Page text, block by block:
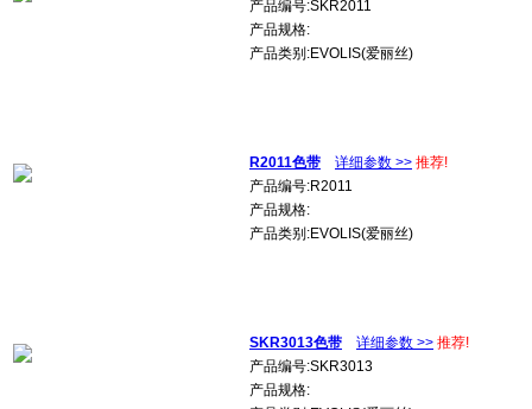
产品编号:SKR2011
产品规格:
产品类别:EVOLIS(爱丽丝)
R2011色带 详细参数 >> 推荐!
产品编号:R2011
产品规格:
产品类别:EVOLIS(爱丽丝)
SKR3013色带 详细参数 >> 推荐!
产品编号:SKR3013
产品规格: